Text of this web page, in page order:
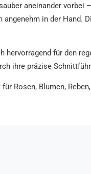
aneinander
angenehm in der
hervorragend für den
ihre präzise
Rosen, Blumen,